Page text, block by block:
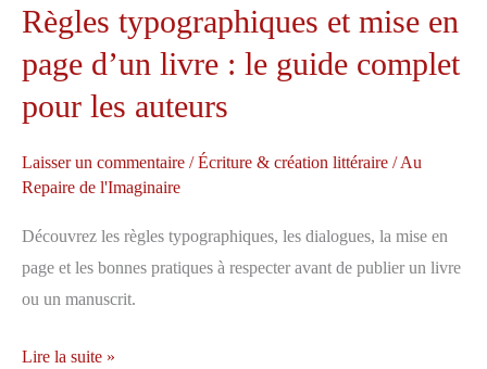
Règles typographiques et mise en
page d’un livre : le guide complet
pour les auteurs
Laisser un commentaire /Écriture & création littéraire /Au
Repaire de l'Imaginaire
Découvrez les règles typographiques, les dialogues, la mise en
page et les bonnes pratiques à respecter avant de publier un livre
ou un manuscrit.
Règles
Lire la suite »